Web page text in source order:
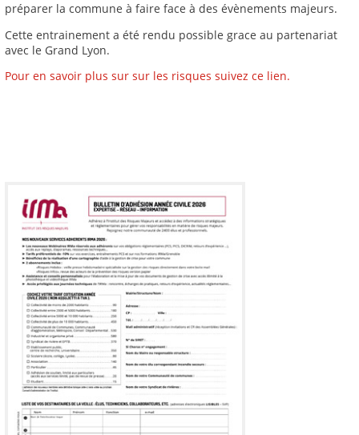
préparer la commune à faire face à des évènements majeurs.
Cette entrainement a été rendu possible grace au partenariat
avec le Grand Lyon.
Pour en savoir plus sur sur les risques suivez ce lien.